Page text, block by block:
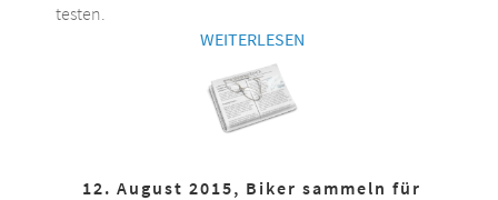
testen.
WEITERLESEN
12. August 2015, Biker sammeln für